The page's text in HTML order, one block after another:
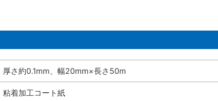
厚さ約0.1mm、幅20mm×長さ50m
粘着加工コート紙